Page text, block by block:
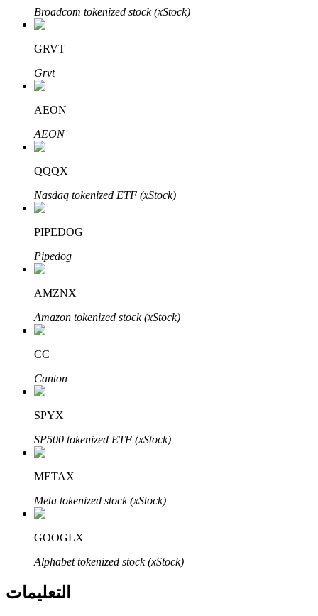
تعلم الستاكينغ
تعرف على كيفية كسب الدخل السلبي
Bitrue
AI
شركاء بيترو
شركاء Bitrue
Broadcom tokenized stock (xStock)
GRVT
Grvt
AEON
AEON
QQQX
Nasdaq tokenized ETF (xStock)
PIPEDOG
Pipedog
AMZNX
Amazon tokenized stock (xStock)
CC
Canton
SPYX
SP500 tokenized ETF (xStock)
METAX
Meta tokenized stock (xStock)
GOOGLX
Alphabet tokenized stock (xStock)
التعليمات